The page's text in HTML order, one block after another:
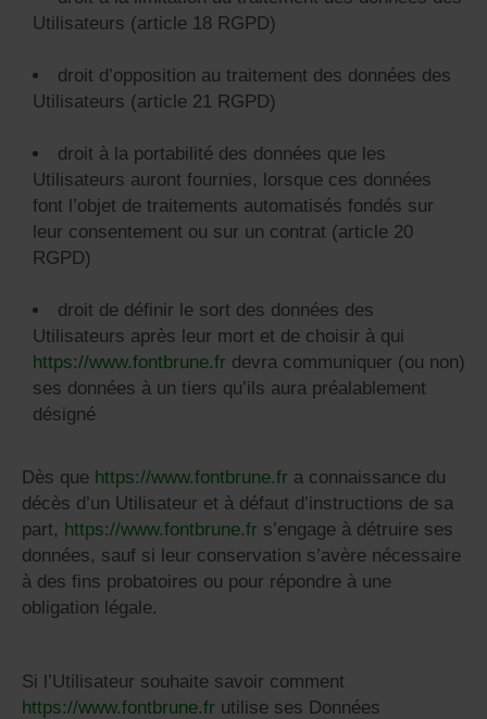
Utilisateurs (article 18 RGPD)
droit d’opposition au traitement des données des
Utilisateurs (article 21 RGPD)
droit à la portabilité des données que les
Utilisateurs auront fournies, lorsque ces données
font l’objet de traitements automatisés fondés sur
leur consentement ou sur un contrat (article 20
RGPD)
droit de définir le sort des données des
Utilisateurs après leur mort et de choisir à qui
https://www.fontbrune.fr devra communiquer (ou non)
ses données à un tiers qu’ils aura préalablement
désigné
Dès que https://www.fontbrune.fr a connaissance du
décès d’un Utilisateur et à défaut d’instructions de sa
part, https://www.fontbrune.fr s’engage à détruire ses
données, sauf si leur conservation s’avère nécessaire
à des fins probatoires ou pour répondre à une
obligation légale.
Si l’Utilisateur souhaite savoir comment
https://www.fontbrune.fr utilise ses Données